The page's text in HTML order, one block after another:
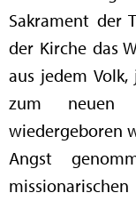
Sakrament der
der Kirche das
aus jedem
zum neuen
wiedergeboren
Angst